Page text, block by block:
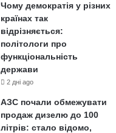
Чому демократія у різних
країнах так
відрізняється:
політологи про
функціональність
держави
2 дні ago
АЗС почали обмежувати
продаж дизелю до 100
літрів: стало відомо,